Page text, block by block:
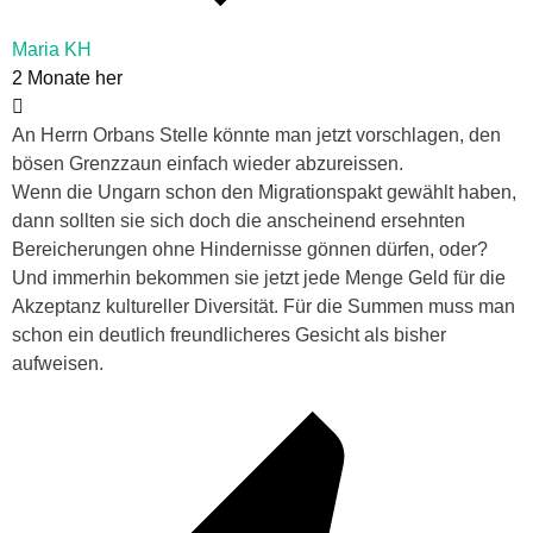
Maria KH
2 Monate her
An Herrn Orbans Stelle könnte man jetzt vorschlagen, den
bösen Grenzzaun einfach wieder abzureissen.
Wenn die Ungarn schon den Migrationspakt gewählt haben,
dann sollten sie sich doch die anscheinend ersehnten
Bereicherungen ohne Hindernisse gönnen dürfen, oder?
Und immerhin bekommen sie jetzt jede Menge Geld für die
Akzeptanz kultureller Diversität. Für die Summen muss man
schon ein deutlich freundlicheres Gesicht als bisher
aufweisen.